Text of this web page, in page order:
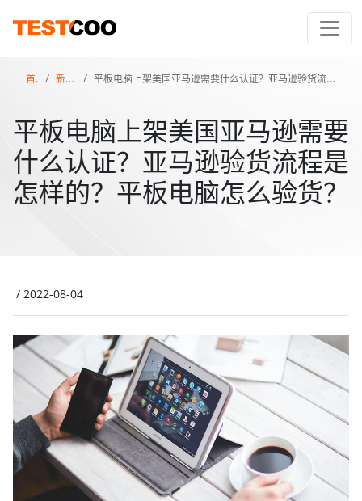
首页 新闻百科 平板电脑上架美国亚马逊需要什么认证？亚马逊验货流程是怎样的？平板电脑怎么验货？
平板电脑上架美国亚马逊需要
什么认证？亚马逊验货流程是
怎样的？平板电脑怎么验货？
/ 2022-08-04